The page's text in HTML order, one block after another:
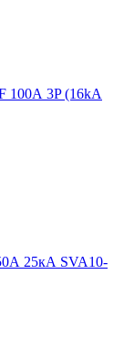
100А 3P (16kA
25кА SVA10-